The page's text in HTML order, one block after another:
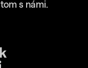
s námi.